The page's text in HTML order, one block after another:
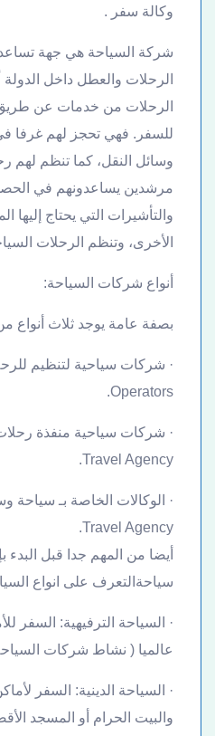
وكالة سفر .
شركة السياحة هي جهة
الرحلات والعطل داخل الدولة
الرحلات من خدمات عن طريق
للسفر. فهي تحجز لهم غرفا
وسائل النقل، كما تنظم لهم
مرشدين يساعدونهم في
والتأشيرات التي يحتاج إليها
الأخرى، وتنظم الرحلات
أنواع شركات السياحة:
بصفة عامة يوجد ثلاث
Operators.
Travel Agency.
Travel Agency.
أيضا من المهم جدا قبل البدء
سياحةالتعرف على انواع
· السياحة الترفيهية: السفر
عالميا ( نشاط شركات
· السياحة الدينية: السفر
والبيت الحرام أو المسجد